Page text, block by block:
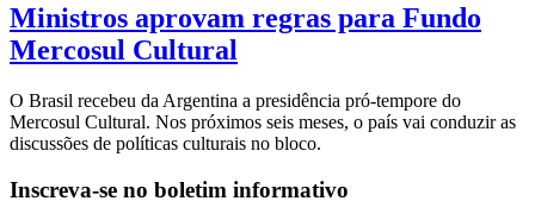
Ministros aprovam regras para Fundo
Mercosul Cultural
O Brasil recebeu da Argentina a presidência pró-tempore do
Mercosul Cultural. Nos próximos seis meses, o país vai conduzir as
discussões de políticas culturais no bloco.
Inscreva-se no boletim informativo